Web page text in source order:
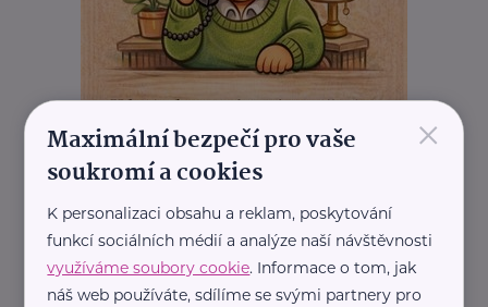
×
Maximální bezpečí pro vaše
soukromí a cookies
K personalizaci obsahu a reklam, poskytování
funkcí sociálních médií a analýze naší návštěvnosti
využíváme soubory cookie. Informace o tom, jak
náš web používáte, sdílíme se svými partnery pro